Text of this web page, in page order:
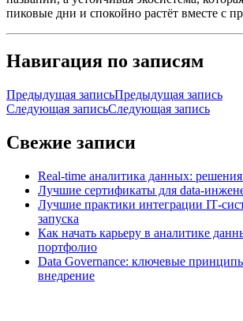
пиковые дни и спокойно растёт вместе с
Навигация по записям
Предыдущая записьПредыдущая запись
Следующая записьСледующая запись
Свежие записи
Real-time аналитика данных: решения
Лучшие сертификаты для
Лучшие практики интеграции
запуска
Как начать карьеру в аналитике
портфолио
Data Governance: ключевые
внедрение